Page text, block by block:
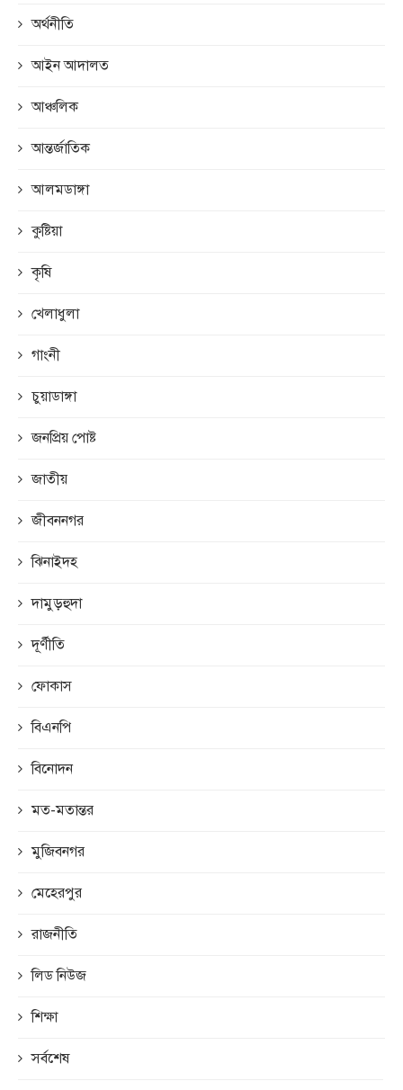
অর্থনীতি
আইন আদালত
আঞ্চলিক
আন্তর্জাতিক
আলমডাঙ্গা
কুষ্টিয়া
কৃষি
খেলাধুলা
গাংনী
চুয়াডাঙ্গা
জনপ্রিয় পোষ্ট
জাতীয়
জীবননগর
ঝিনাইদহ
দামুড়হুদা
দূর্ণীতি
ফোকাস
বিএনপি
বিনোদন
মত-মতান্তর
মুজিবনগর
মেহেরপুর
রাজনীতি
লিড নিউজ
শিক্ষা
সর্বশেষ